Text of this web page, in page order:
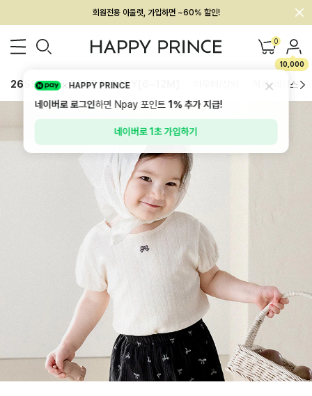
회원전용 아울렛, 가입하면 ~60% 할인!
멤버십 최대 28,000원 혜택 0
10,000
26SS 신상 BEST BABY[6~12M] 하의/레깅스
HAPPY PRINCE
네이버로 로그인하면 Npay 포인트1%추가 지급!
네이버로 1초 가입하기